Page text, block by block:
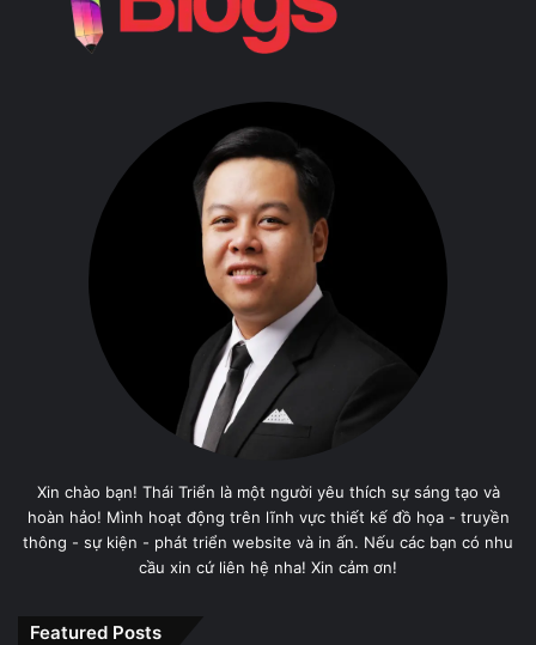
Xin chào bạn! Thái Triển là một người yêu thích sự sáng tạo và
hoàn hảo! Mình hoạt động trên lĩnh vực thiết kế đồ họa - truyền
thông - sự kiện - phát triển website và in ấn. Nếu các bạn có nhu
cầu xin cứ liên hệ nha! Xin cảm ơn!
Featured Posts